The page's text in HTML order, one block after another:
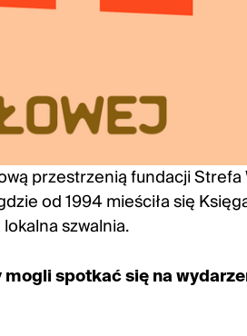
przestrzenią fundacji Strefa
od 1994 mieściła się
szwalnia.
spotkać się na